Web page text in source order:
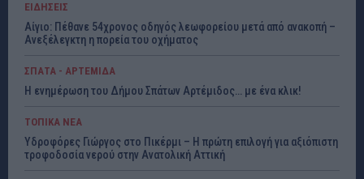
ΕΙΔΗΣΕΙΣ
Αίγιο: Πέθανε 54χρονος οδηγός λεωφορείου μετά από ανακοπή –
Ανεξέλεγκτη η πορεία του οχήματος
ΣΠΑΤΑ - ΑΡΤΕΜΙΔΑ
Η ενημέρωση του Δήμου Σπάτων Αρτέμιδος… με ένα κλικ!
ΤΟΠΙΚΑ ΝΕΑ
Υδροφόρες Γιώργος στο Πικέρμι – Η πρώτη επιλογή για αξιόπιστη
τροφοδοσία νερού στην Ανατολική Αττική